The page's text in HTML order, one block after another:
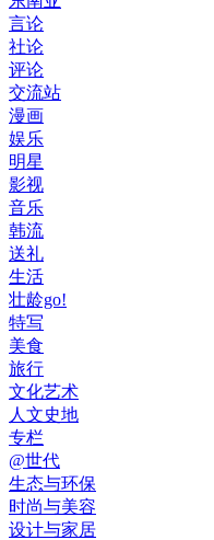
言论
社论
评论
交流站
漫画
娱乐
明星
影视
音乐
韩流
送礼
生活
壮龄go!
特写
美食
旅行
文化艺术
人文史地
专栏
@世代
生态与环保
时尚与美容
设计与家居